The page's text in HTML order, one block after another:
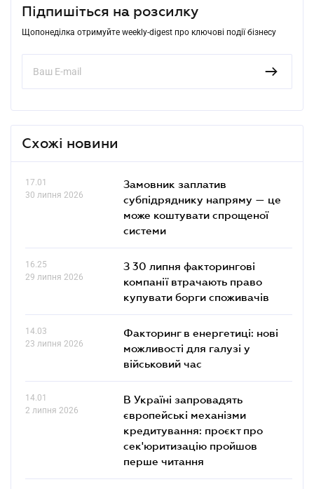
Підпишіться на розсилку
Щопонеділка отримуйте weekly-digest про ключові події бізнесу
Схожі новини
17.01
30 липня 2026
Замовник заплатив
субпідряднику напряму — це
може коштувати спрощеної
системи
16.25
29 липня 2026
З 30 липня факторингові
компанії втрачають право
купувати борги споживачів
14.03
23 липня 2026
Факторинг в енергетиці: нові
можливості для галузі у
військовий час
14.01
2 липня 2026
В Україні запровадять
європейські механізми
кредитування: проєкт про
сек'юритизацію пройшов
перше читання